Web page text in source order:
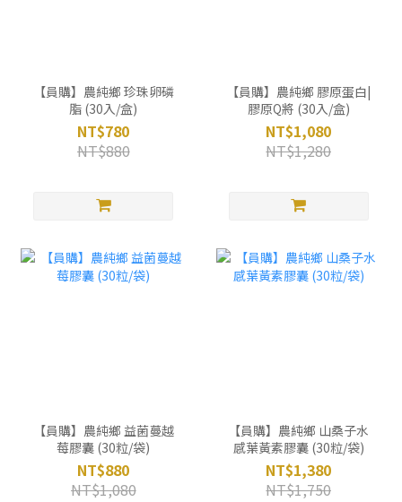
【員購】農純鄉 珍珠卵磷
脂 (30入/盒)
NT$780
NT$880
【員購】農純鄉 膠原蛋白|
膠原Q將 (30入/盒)
NT$1,080
NT$1,280
【員購】農純鄉 益菌蔓越
莓膠囊 (30粒/袋)
NT$880
NT$1,080
【員購】農純鄉 山桑子水
感葉黃素膠囊 (30粒/袋)
NT$1,380
NT$1,750